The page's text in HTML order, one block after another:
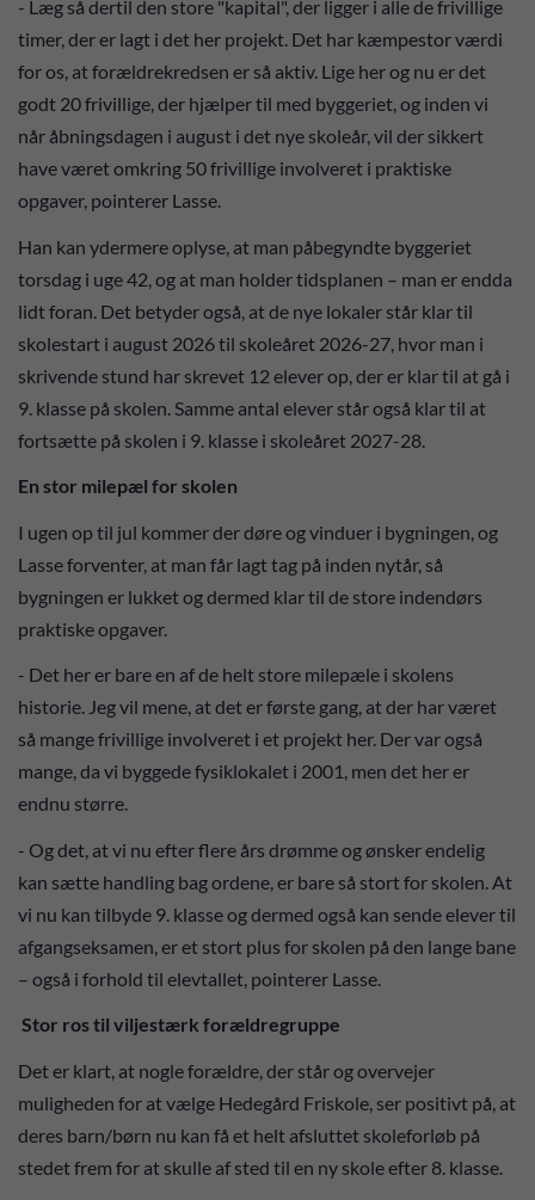
- Læg så dertil den store "kapital", der ligger i alle de frivillige
timer, der er lagt i det her projekt. Det har kæmpestor værdi
for os, at forældrekredsen er så aktiv. Lige her og nu er det
godt 20 frivillige, der hjælper til med byggeriet, og inden vi
når åbningsdagen i august i det nye skoleår, vil der sikkert
have været omkring 50 frivillige involveret i praktiske
opgaver, pointerer Lasse.
Han kan ydermere oplyse, at man påbegyndte byggeriet
torsdag i uge 42, og at man holder tidsplanen – man er endda
lidt foran. Det betyder også, at de nye lokaler står klar til
skolestart i august 2026 til skoleåret 2026-27, hvor man i
skrivende stund har skrevet 12 elever op, der er klar til at gå i
9. klasse på skolen. Samme antal elever står også klar til at
fortsætte på skolen i 9. klasse i skoleåret 2027-28.
En stor milepæl for skolen
I ugen op til jul kommer der døre og vinduer i bygningen, og
Lasse forventer, at man får lagt tag på inden nytår, så
bygningen er lukket og dermed klar til de store indendørs
praktiske opgaver.
- Det her er bare en af de helt store milepæle i skolens
historie. Jeg vil mene, at det er første gang, at der har været
så mange frivillige involveret i et projekt her. Der var også
mange, da vi byggede fysiklokalet i 2001, men det her er
endnu større.
- Og det, at vi nu efter flere års drømme og ønsker endelig
kan sætte handling bag ordene, er bare så stort for skolen. At
vi nu kan tilbyde 9. klasse og dermed også kan sende elever til
afgangseksamen, er et stort plus for skolen på den lange bane
– også i forhold til elevtallet, pointerer Lasse.
Stor ros til viljestærk forældregruppe
Det er klart, at nogle forældre, der står og overvejer
muligheden for at vælge Hedegård Friskole, ser positivt på, at
deres barn/børn nu kan få et helt afsluttet skoleforløb på
stedet frem for at skulle af sted til en ny skole efter 8. klasse.